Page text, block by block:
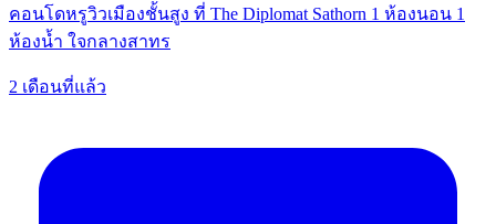
คอนโดหรูวิวเมืองชั้นสูง ที่ The Diplomat Sathorn 1 ห้องนอน 1
ห้องน้ำ ใจกลางสาทร
2 เดือนที่แล้ว